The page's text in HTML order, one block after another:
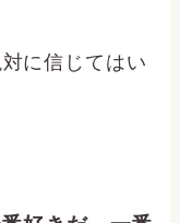
に信じてはい